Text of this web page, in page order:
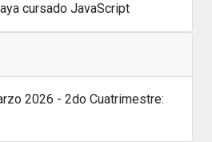
cursado JavaScript
2026 - 2do Cuatrimestre: